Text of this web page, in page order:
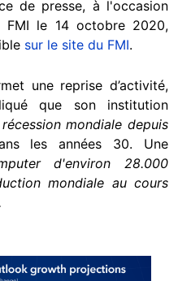
de presse, à l'occasion
FMI le 14 octobre 2020,
sur le site du FMI.
une reprise d’activité,
que son institution
mondiale depuis
les années 30. Une
d'environ 28.000
mondiale au cours